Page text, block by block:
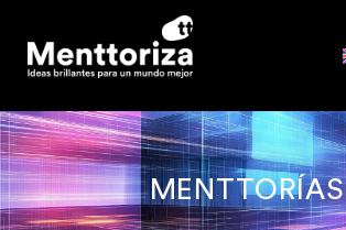
MENTTORÍAS